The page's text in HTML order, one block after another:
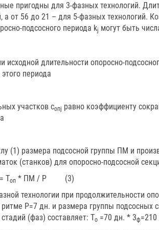
пригодны для 3-фазных технологий.
а от 56 до 21 – для 5-фазных технологий.
подсосного периода kj могут быть
исходной длительности опоросно-
периода
участков сопj равно коэффициенту
(1) размера подсосной группы ПМ и
(станков) для опоросно-подсосной
Топ * ПМ / Р (3)
технологии при продолжительности
ритме Р=7 дн. и размера группы подсосных
(фаз) составляет: То =70 дн. * 3ф=210